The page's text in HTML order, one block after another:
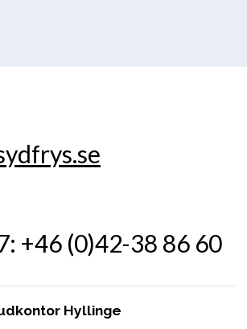
+46 (0)42-38 86 60
Hyllinge